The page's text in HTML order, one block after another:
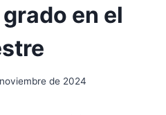
en el
de 2024